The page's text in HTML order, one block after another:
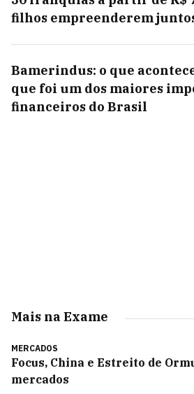
filhos empreenderem
Bamerindus: o que
que foi um dos maiores
financeiros do Brasil
Mais na Exame
MERCADOS
Focus, China e Estreito de
mercados